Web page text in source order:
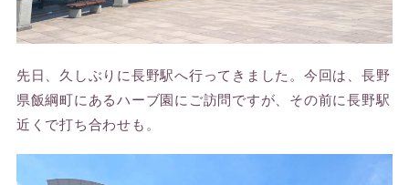
先日、久しぶりに長野駅へ行ってきました。今回は、長野
県飯綱町にあるハーブ園にご訪問ですが、その前に長野駅
近くで打ち合わせも。